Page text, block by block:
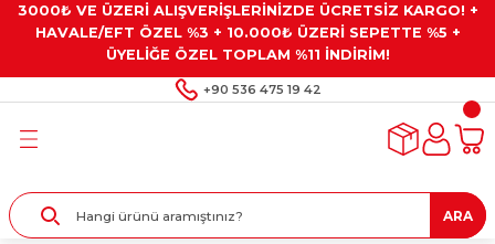
3000₺ VE ÜZERİ ALIŞVERİŞLERİNİZDE ÜCRETSİZ KARGO! +
HAVALE/EFT ÖZEL %3 + 10.000₺ ÜZERİ SEPETTE %5 +
ÜYELİĞE ÖZEL TOPLAM %11 İNDİRİM!
+90 536 475 19 42
Geri Dön
Geri Dön
Geri Dön
Gresler
Geri Dön
Alet Setleri
Geri Dön
Taşları ve
ARA